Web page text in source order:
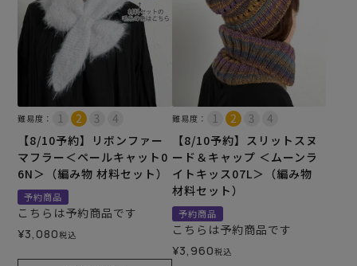
難易度：
【8/10予約】リボンファー
マフラー＜ペールキャット0
6N＞（編み物 材料セット）
予約商品
こちらは予約商品です
¥3,080税込
難易度：
【8/10予約】スリットスヌ
ード＆キャップ ＜ムーンラ
イトキッス07L＞（編み物
材料セット）
予約商品
こちらは予約商品です
¥3,960税込